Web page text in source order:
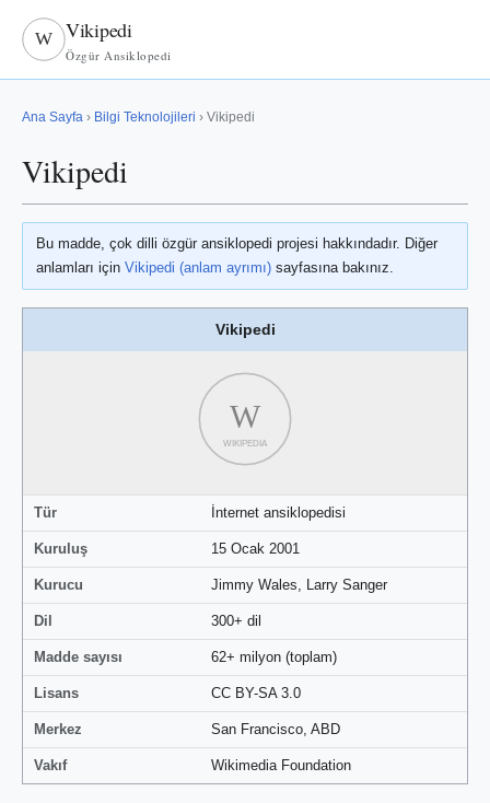
W Vikipedi
Özgür Ansiklopedi
Ana Sayfa › Bilgi Teknolojileri › Vikipedi
Vikipedi
Bu madde, çok dilli özgür ansiklopedi projesi hakkındadır. Diğer
anlamları için Vikipedi (anlam ayrımı) sayfasına bakınız.
Vikipedi
W
WIKIPEDIA
Tür İnternet ansiklopedisi
Kuruluş 15 Ocak 2001
Kurucu Jimmy Wales, Larry Sanger
Dil 300+ dil
Madde sayısı 62+ milyon (toplam)
Lisans CC BY-SA 3.0
Merkez San Francisco, ABD
Vakıf Wikimedia Foundation